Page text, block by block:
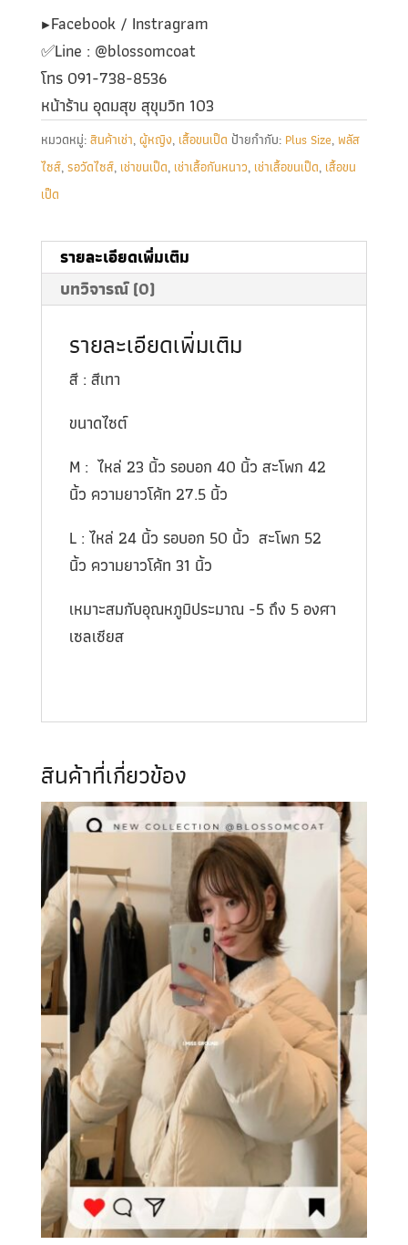
▶️Facebook / Instragram
✅️Line : @blossomcoat
โทร 091-738-8536
หน้าร้าน อุดมสุข สุขุมวิท 103
หมวดหมู่:สินค้าเช่า,ผู้หญิง, เสื้อขนเป็ด ป้ายกำกับ: Plus Size, พลัส
ไซส์,รอวัดไซส์, เช่าขนเป็ด, เช่าเสื้อกันหนาว, เช่าเสื้อขนเป็ด, เสื้อขน
เป็ด
รายละเอียดเพิ่มเติม
บทวิจารณ์ (0)
รายละเอียดเพิ่มเติม
สี : สีเทา
ขนาดไซต์
M : ไหล่ 23 นิ้ว รอบอก 40 นิ้ว สะโพก 42
นิ้ว ความยาวโค้ท 27.5 นิ้ว
L : ไหล่ 24 นิ้ว รอบอก 50 นิ้ว สะโพก 52
นิ้ว ความยาวโค้ท 31 นิ้ว
เหมาะสมกับอุณหภูมิประมาณ -5 ถึง 5 องศา
เซลเซียส
สินค้าที่เกี่ยวข้อง